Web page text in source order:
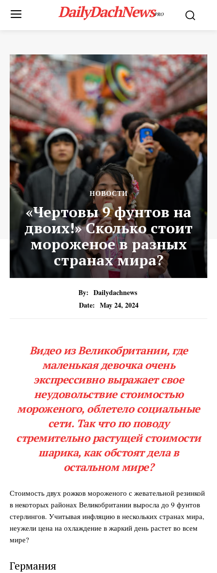
DailyDachNewsPRO
НОВОСТИ
«Чертовы 9 фунтов на
двоих!» Сколько стоит
мороженое в разных
странах мира?
By: Dailydachnews
Date: May 24, 2024
Видео из Великобритании, где
маленькая девочка очень
экспрессивно выражает свое
неудовольствие стоимостью
мороженого, облетело социальные
сети. Так что по поводу
стремительно растущей стоимости
шарика, как обстоят дела в
остальном мире?
Стоимость двух рожков мороженого с жевательной резинкой
в некоторых районах Великобритании выросла до 9 фунтов
стерлингов. Учитывая инфляцию в нескольких странах мира,
неужели цена на охлаждение в жаркий день растет во всем
мире?
Германия